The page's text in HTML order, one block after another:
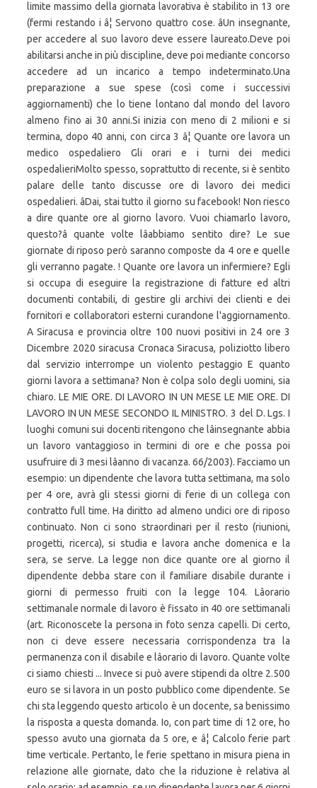
limite massimo della giornata lavorativa è stabilito in 13 ore
(fermi restando i â¦ Servono quattro cose. âUn insegnante,
per accedere al suo lavoro deve essere laureato.Deve poi
abilitarsi anche in più discipline, deve poi mediante concorso
accedere ad un incarico a tempo indeterminato.Una
preparazione a sue spese (così come i successivi
aggiornamenti) che lo tiene lontano dal mondo del lavoro
almeno fino ai 30 anni.Si inizia con meno di 2 milioni e si
termina, dopo 40 anni, con circa 3 â¦ Quante ore lavora un
medico ospedaliero Gli orari e i turni dei medici
ospedalieriMolto spesso, soprattutto di recente, si è sentito
palare delle tanto discusse ore di lavoro dei medici
ospedalieri. âDai, stai tutto il giorno su facebook! Non riesco
a dire quante ore al giorno lavoro. Vuoi chiamarlo lavoro,
questo?â quante volte lâabbiamo sentito dire? Le sue
giornate di riposo però saranno composte da 4 ore e quelle
gli verranno pagate. ! Quante ore lavora un infermiere? Egli
si occupa di eseguire la registrazione di fatture ed altri
documenti contabili, di gestire gli archivi dei clienti e dei
fornitori e collaboratori esterni curandone l'aggiornamento.
A Siracusa e provincia oltre 100 nuovi positivi in 24 ore 3
Dicembre 2020 siracusa Cronaca Siracusa, poliziotto libero
dal servizio interrompe un violento pestaggio E quanto
giorni lavora a settimana? Non è colpa solo degli uomini, sia
chiaro. LE MIE ORE. DI LAVORO IN UN MESE LE MIE ORE. DI
LAVORO IN UN MESE SECONDO IL MINISTRO. 3 del D. Lgs. I
luoghi comuni sui docenti ritengono che lâinsegnante abbia
un lavoro vantaggioso in termini di ore e che possa poi
usufruire di 3 mesi lâanno di vacanza. 66/2003). Facciamo un
esempio: un dipendente che lavora tutta settimana, ma solo
per 4 ore, avrà gli stessi giorni di ferie di un collega con
contratto full time. Ha diritto ad almeno undici ore di riposo
continuato. Non ci sono straordinari per il resto (riunioni,
progetti, ricerca), si studia e lavora anche domenica e la
sera, se serve. La legge non dice quante ore al giorno il
dipendente debba stare con il familiare disabile durante i
giorni di permesso fruiti con la legge 104. Lâorario
settimanale normale di lavoro è fissato in 40 ore settimanali
(art. Riconoscete la persona in foto senza capelli. Di certo,
non ci deve essere necessaria corrispondenza tra la
permanenza con il disabile e lâorario di lavoro. Quante volte
ci siamo chiesti ... Invece si può avere stipendi da oltre 2.500
euro se si lavora in un posto pubblico come dipendente. Se
chi sta leggendo questo articolo è un docente, sa benissimo
la risposta a questa domanda. Io, con part time di 12 ore, ho
spesso avuto una giornata da 5 ore, e â¦ Calcolo ferie part
time verticale. Pertanto, le ferie spettano in misura piena in
relazione alle giornate, dato che la riduzione è relativa al